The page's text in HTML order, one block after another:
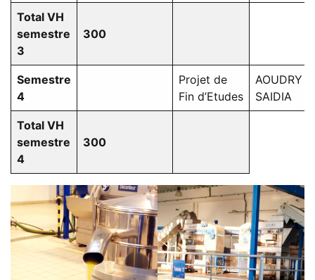
Total VH
semestre
3
300
Semestre
4
Projet de
Fin d’Etudes
AOUDRY
SAIDIA
Total VH
semestre
4
300